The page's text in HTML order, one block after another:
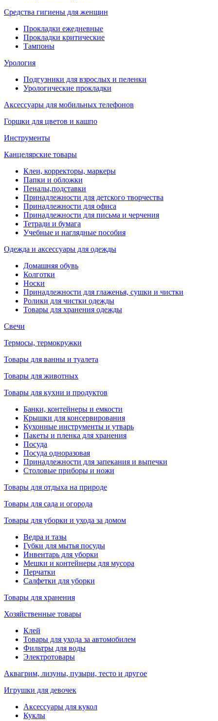
Средства гигиены для женщин
Прокладки ежедневные
Прокладки критические
Тампоны
Урология
Подгузники для взрослых и пеленки
Урологические прокладки
Аксессуары для мобильных телефонов
Горшки для цветов и кашпо
Инструменты
Канцелярские товары
Клеи, корректоры, маркеры
Папки и обложки
Пеналы,подставки
Принадлежности для детского творчества
Принадлежности для офиса
Принадлежности для письма и черчения
Тетради и бумага
Учебные и наглядные пособия
Одежда и аксессуары для одежды
Домашняя обувь
Колготки
Носки
Принадлежности для глаженья, сушки и чистки
Ролики для чистки одежды
Товары для хранения одежды
Свечи
Термосы, термокружки
Товары для ванны и туалета
Товары для животных
Товары для кухни и продуктов
Банки, контейнеры и емкости
Крышки для консервирования
Кухонные инструменты и утварь
Пакеты и пленка для хранения
Посуда
Посуда одноразовая
Принадлежности для запекания и выпечки
Столовые приборы и ножи
Товары для отдыха на природе
Товары для сада и огорода
Товары для уборки и ухода за домом
Ведра и тазы
Губки для мытья посуды
Инвентарь для уборки
Мешки и контейнеры для мусора
Перчатки
Салфетки для уборки
Товары для хранения
Хозяйственные товары
Клей
Товары для ухода за автомобилем
Фильтры для воды
Электротовары
Аквагрим, лизуны, пузыри, тесто и другое
Игрушки для девочек
Аксессуары для кукол
Куклы